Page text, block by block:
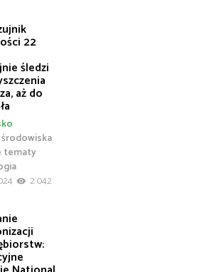
22
śledzi
aż do
tematy
2 042